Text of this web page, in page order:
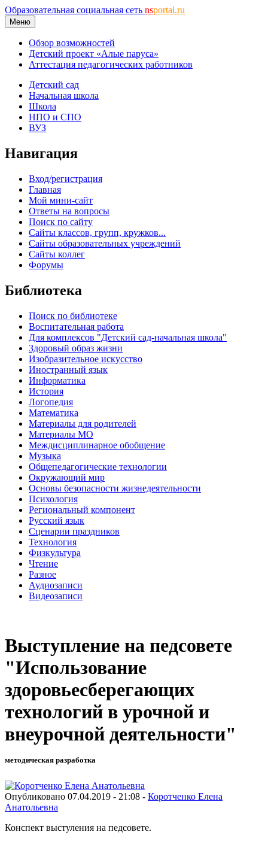
Образовательная социальная сеть nsportal.ru
Меню
Обзор возможностей
Детский проект «Алые паруса»
Аттестация педагогических работников
Детский сад
Начальная школа
Школа
НПО и СПО
ВУЗ
Навигация
Вход/регистрация
Главная
Мой мини-сайт
Ответы на вопросы
Поиск по сайту
Сайты классов, групп, кружков...
Сайты образовательных учреждений
Сайты коллег
Форумы
Библиотека
Поиск по библиотеке
Воспитательная работа
Для комплексов "Детский сад-начальная школа"
Здоровый образ жизни
Изобразительное искусство
Иностранный язык
Информатика
История
Логопедия
Математика
Материалы для родителей
Материалы МО
Междисциплинарное обобщение
Музыка
Общепедагогические технологии
Окружающий мир
Основы безопасности жизнедеятельности
Психология
Региональный компонент
Русский язык
Сценарии праздников
Технология
Физкультура
Чтение
Разное
Аудиозаписи
Видеозаписи
Выступление на педсовете
"Использование
здоровьесберегающих
технологий в урочной и
внеурочной деятельности"
методическая разработка
Опубликовано 07.04.2019 - 21:08 - Коротченко Елена
Анатольевна
Конспект выстуления на педсовете.